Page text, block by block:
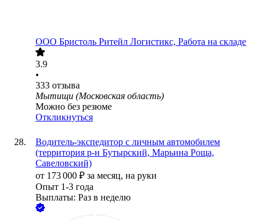
ООО Бристоль Ритейл Логистикс, Работа на складе
3.9
•
333 отзыва
Мытищи (Московская область)
Можно без резюме
Откликнуться
Водитель-экспедитор с личным автомобилем
(территория р-н Бутырский, Марьина Роща,
Савеловский)
от 173 000 ₽ за месяц, на руки
Опыт 1-3 года
Выплаты: Раз в неделю